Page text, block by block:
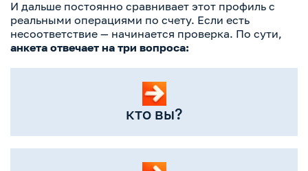
И дальше постоянно сравнивает этот профиль с
реальными операциями по счету. Если есть
несоответствие — начинается проверка. По сути,
анкета отвечает на три вопроса:
кто вы?